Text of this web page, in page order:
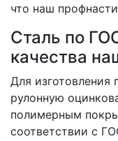
что наш
Сталь по
качества
Для изготовления
рулонную
полимерным
соответствии с